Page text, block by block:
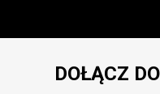
DOŁĄCZ